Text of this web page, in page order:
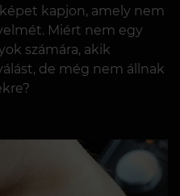
kapjon, amely nem
Miért nem egy
számára, akik
de még nem állnak